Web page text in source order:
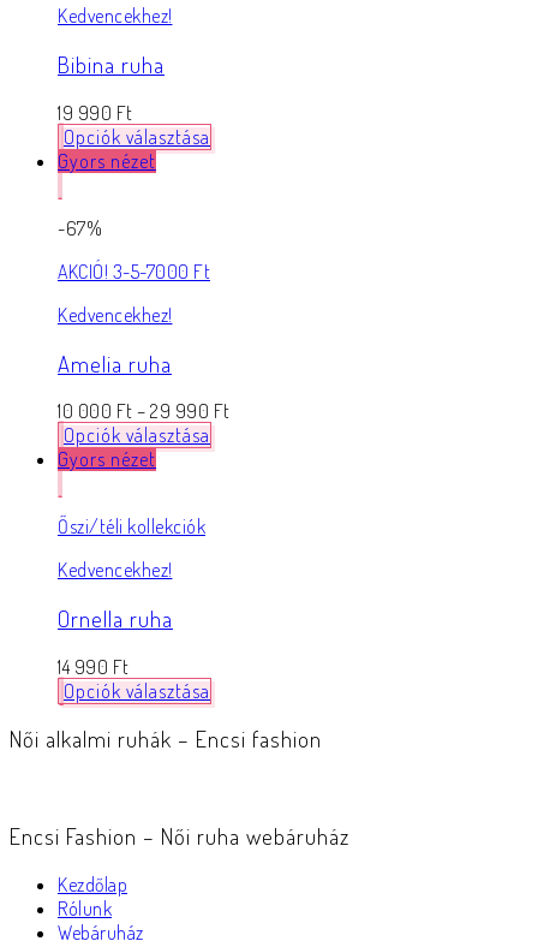
Kedvencekhez!
Bibina ruha
19 990 Ft
Opciók választása
Gyors nézet
-67%
AKCIÓ! 3-5-7000 Ft
Kedvencekhez!
Amelia ruha
10 000 Ft – 29 990 Ft
Opciók választása
Gyors nézet
Őszi/téli kollekciók
Kedvencekhez!
Ornella ruha
14 990 Ft
Opciók választása
Női alkalmi ruhák – Encsi fashion
Encsi Fashion – Női ruha webáruház
Kezdőlap
Rólunk
Webáruház